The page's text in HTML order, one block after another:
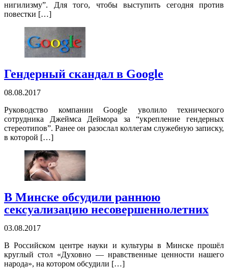
нигилизму”. Для того, чтобы выступить сегодня против
повестки […]
Гендерный скандал в Google
08.08.2017
Руководство компании Google уволило технического
сотрудника Джеймса Деймора за “укрепление гендерных
стереотипов”. Ранее он разослал коллегам служебную записку,
в которой […]
В Минске обсудили раннюю
сексуализацию несовершеннолетних
03.08.2017
В Российском центре науки и культуры в Минске прошёл
круглый стол «Духовно — нравственные ценности нашего
народа», на котором обсудили […]